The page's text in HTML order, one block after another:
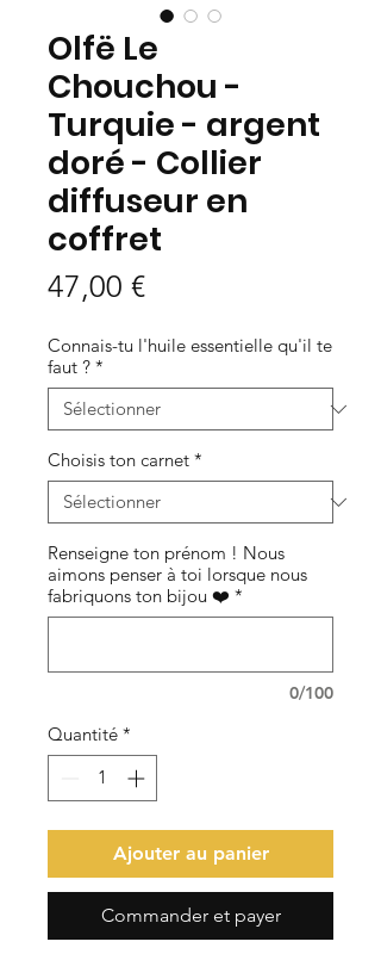
Olfë Le
Chouchou -
Turquie - argent
doré - Collier
diffuseur en
coffret
47,00 €Prix
Connais-tu l'huile essentielle qu'il te
faut ? *
Choisis ton carnet *
Renseigne ton prénom ! Nous
aimons penser à toi lorsque nous
fabriquons ton bijou ❤️ *
0/100
Quantité *
Ajouter au panier
Commander et payer